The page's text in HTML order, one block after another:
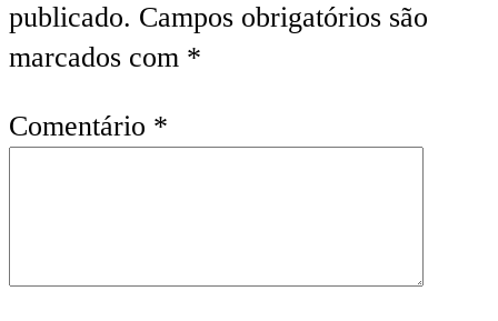
publicado. Campos obrigatórios são
marcados com *
Comentário *